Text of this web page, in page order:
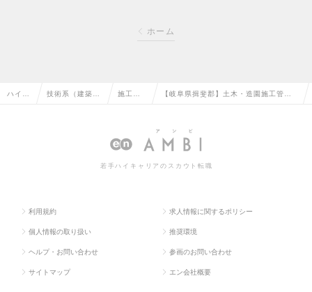
ホーム
ハイク 技術系（建築・ 施工管
木）の
【岐阜県揖斐郡】土木・造園施工管
クライフバランス推進企業の求人情報
若手ハイキャリアのスカウト転職
利用規約 求人情報に関するポリシー
個人情報の取り扱い 推奨環境
ヘルプ・お問い合わせ 参画のお問い合わせ
サイトマップ エン会社概要